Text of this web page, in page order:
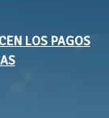
LOS PAGOS